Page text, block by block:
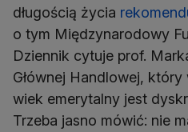
długością życia
o tym Międzynarodowy
Dziennik cytuje prof.
Głównej Handlowej,
wiek emerytalny jest
Trzeba jasno mówić: nie